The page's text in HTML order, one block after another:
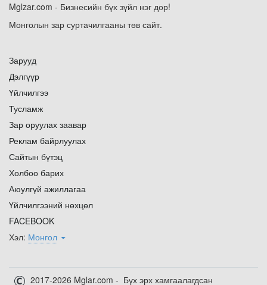
Mglzar.com - Бизнесийн бүх зүйл нэг дор!
Монголын зар суртачилгааны төв сайт.
Зарууд
Дэлгүүр
Үйлчилгээ
Тусламж
Зар оруулах заавар
Реклам байрлуулах
Сайтын бүтэц
Холбоо барих
Аюулгүй ажиллагаа
Үйлчилгээний нөхцөл
FACEBOOK
Хэл: Монгол
2017-2026 Mglar.com - Бүх эрх хамгаалагдсан